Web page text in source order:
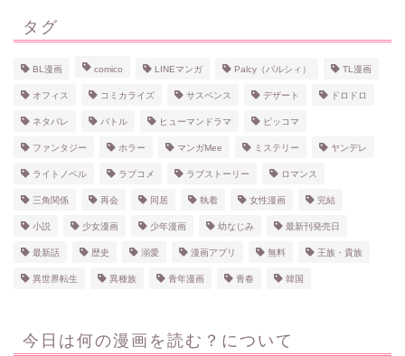
タグ
BL漫画 comico LINEマンガ Palcy（パルシィ） TL漫画
オフィス コミカライズ サスペンス デザート ドロドロ
ネタバレ バトル ヒューマンドラマ ピッコマ
ファンタジー ホラー マンガMee ミステリー ヤンデレ
ライトノベル ラブコメ ラブストーリー ロマンス
三角関係 再会 同居 執着 女性漫画 完結
小説 少女漫画 少年漫画 幼なじみ 最新刊発売日
最新話 歴史 溺愛 漫画アプリ 無料 王族・貴族
異世界転生 異種族 青年漫画 青春 韓国
今日は何の漫画を読む？についてホーム